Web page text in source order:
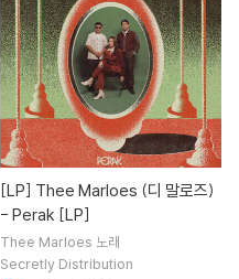
[LP] Thee Marloes (디 말로즈)
- Perak [LP]
Thee Marloes 노래
Secretly Distribution